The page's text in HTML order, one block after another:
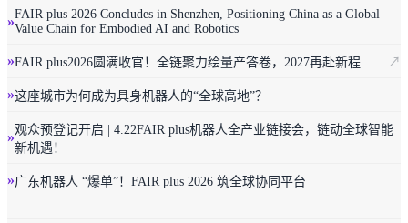
»FAIR plus 2026 Concludes in Shenzhen, Positioning China as a Global
Value Chain for Embodied AI and Robotics
»FAIR plus2026圆满收官！全链聚力绘量产答卷，2027再赴新程 ↗
»这座城市为何成为具身机器人的“全球高地”？
»观众预登记开启 | 4.22FAIR plus机器人全产业链接会，链动全球智能
新机遇！
»广东机器人 “爆单”！FAIR plus 2026 筑全球协同平台